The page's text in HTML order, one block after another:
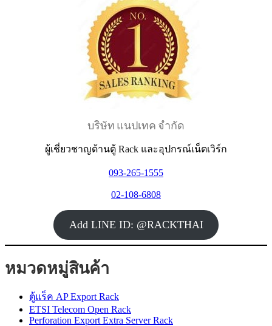
บริษัท แนปเทค จำกัด
ผู้เชี่ยวชาญด้านตู้ Rack และอุปกรณ์เน็ตเวิร์ก
093-265-1555
02-108-6808
Add LINE ID: @RACKTHAI
หมวดหมู่สินค้า
ตู้แร็ค AP Export Rack
ETSI Telecom Open Rack
Perforation Export Extra Server Rack